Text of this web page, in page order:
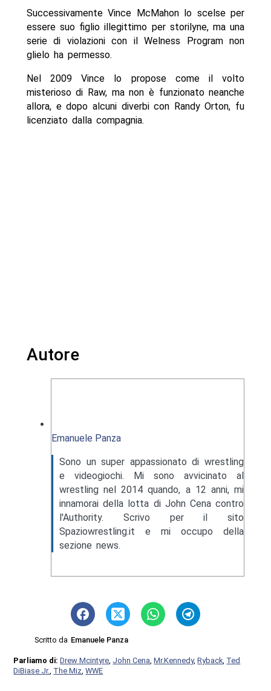
Successivamente Vince McMahon lo scelse per
essere suo figlio illegittimo per storilyne, ma una
serie di violazioni con il Welness Program non
glielo ha permesso.
Nel 2009 Vince lo propose come il volto
misterioso di Raw, ma non è funzionato neanche
allora, e dopo alcuni diverbi con Randy Orton, fu
licenziato dalla compagnia.
Autore
Emanuele Panza
Sono un super appassionato di wrestling
e videogiochi. Mi sono avvicinato al
wrestling nel 2014 quando, a 12 anni, mi
innamorai della lotta di John Cena contro
l'Authority. Scrivo per il sito
Spaziowrestling.it e mi occupo della
sezione news.
Scritto da Emanuele Panza
Parliamo di:Drew Mcintyre John Cena ,Mr.Kennedy,Ryback Ted
DiBiase Jr. The Miz ,WWE